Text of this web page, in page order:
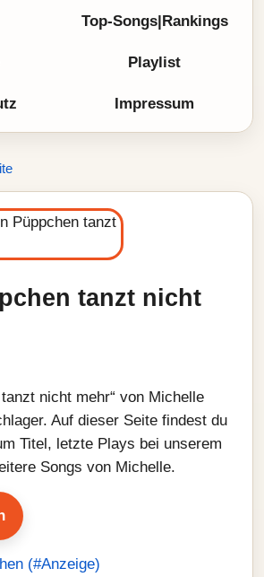
Top-Songs|Rankings
Playlist
Impressum
tanzt nicht
nicht mehr“ von Michelle
Auf dieser Seite findest du
Titel, letzte Plays bei unserem
Songs von Michelle.
(#Anzeige)